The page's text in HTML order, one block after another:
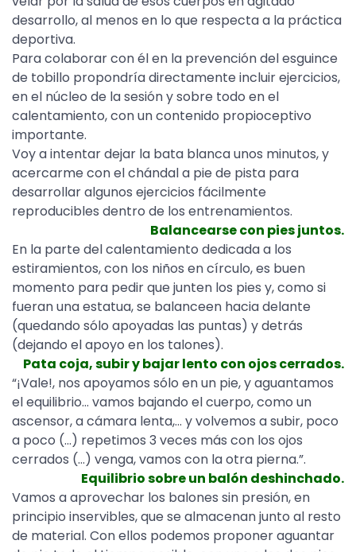
desarrollo, al menos en lo que respecta a la práctica
deportiva.
Para colaborar con él en la prevención del esguince
de tobillo propondría directamente incluir ejercicios,
en el núcleo de la sesión y sobre todo en el
calentamiento, con un contenido propioceptivo
importante.
Voy a intentar dejar la bata blanca unos minutos, y
acercarme con el chándal a pie de pista para
desarrollar algunos ejercicios fácilmente
reproducibles dentro de los entrenamientos.
Balancearse con pies juntos.
En la parte del calentamiento dedicada a los
estiramientos, con los niños en círculo, es buen
momento para pedir que junten los pies y, como si
fueran una estatua, se balanceen hacia delante
(quedando sólo apoyadas las puntas) y detrás
(dejando el apoyo en los talones).
Pata coja, subir y bajar lento con ojos cerrados.
“¡Vale!, nos apoyamos sólo en un pie, y aguantamos
el equilibrio… vamos bajando el cuerpo, como un
ascensor, a cámara lenta,… y volvemos a subir, poco
a poco (…) repetimos 3 veces más con los ojos
cerrados (…) venga, vamos con la otra pierna.”.
Equilibrio sobre un balón deshinchado.
Vamos a aprovechar los balones sin presión, en
principio inservibles, que se almacenan junto al resto
de material. Con ellos podemos proponer aguantar